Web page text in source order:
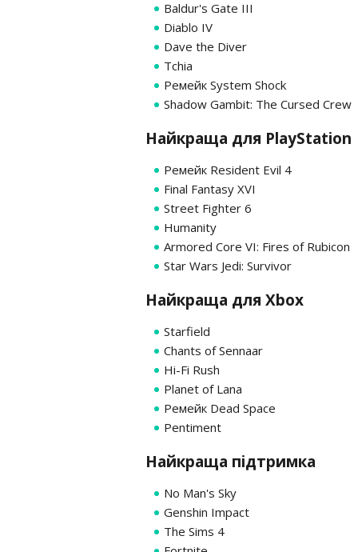
Baldur's Gate III
Diablo IV
Dave the Diver
Tchia
Ремейк System Shock
Shadow Gambit: The Cursed Crew
Найкраща для PlayStation
Ремейк Resident Evil 4
Final Fantasy XVI
Street Fighter 6
Humanity
Armored Core VI: Fires of Rubicon
Star Wars Jedi: Survivor
Найкраща для Xbox
Starfield
Chants of Sennaar
Hi-Fi Rush
Planet of Lana
Ремейк Dead Space
Pentiment
Найкраща підтримка
No Man's Sky
Genshin Impact
The Sims 4